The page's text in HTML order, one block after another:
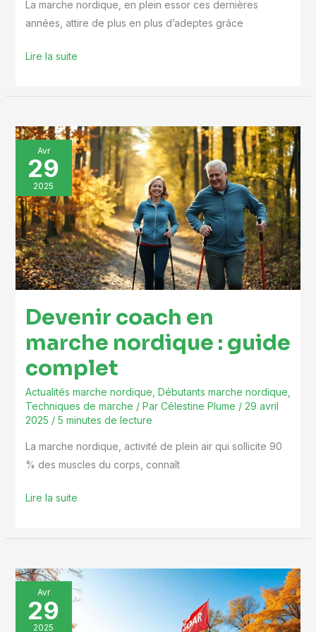
La marche nordique, en plein essor ces dernières
années, attire de plus en plus d’adeptes grâce
Lire la suite
Avr
29
2025
Devenir coach en
marche nordique : guide
complet
Actualités marche nordique Débutants marche nordique
Techniques de marche / Par Célestine Plume / 29 avril
2025 / 5 minutes de lecture
La marche nordique, activité de plein air qui sollicite 90
% des muscles du corps, connaît
Devenir
coach
en
marche
nordique
:
guide
complet
Lire la suite
Avr
29
2025
Conseils
Pour